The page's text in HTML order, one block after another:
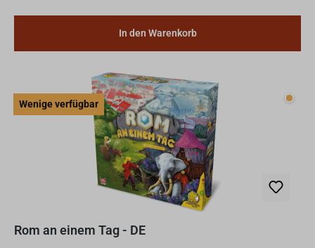
In den Warenkorb
Wenige verfügbar
Rom an einem Tag - DE